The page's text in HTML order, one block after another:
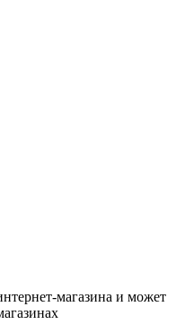
магазина и может